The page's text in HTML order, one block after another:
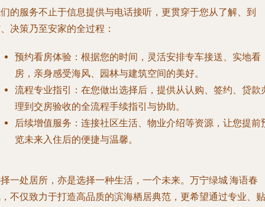
的服务不止于信息提供与电话接听，更贯穿于您从了解、到
决策乃至安家的全过程：
预约看房体验 ：根据您的时间，灵活安排专车接送、实地看
房，亲身感受海风、园林与建筑空间的美好。
流程专业指引 ：在您做出选择后，提供从认购、签约、贷款
理到交房验收的全流程手续指引与协助。
后续增值服务 ：连接社区生活、物业介绍等资源，让您提前
览未来入住后的便捷与温馨。
一处居所，亦是选择一种生活，一个未来。万宁绿城·海语春
不仅致力于打造高品质的滨海栖居典范，更希望通过专业、贴